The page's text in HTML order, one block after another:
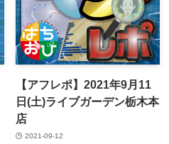
【アフレポ】2021年9月11
日(土)ライブガーデン栃木本
店
2021-09-12